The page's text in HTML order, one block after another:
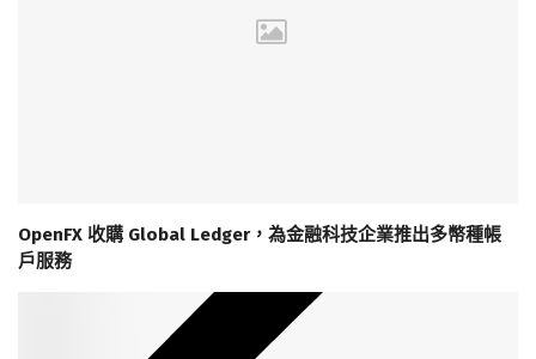
OpenFX 收購 Global Ledger，為金融科技企業推出多幣種帳
戶服務